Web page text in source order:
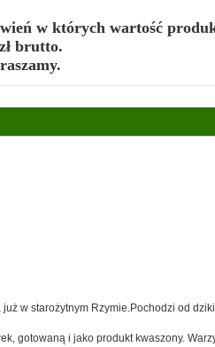
w których wartość
brutto.
w starożytnym Rzymie.Pochodzi od
gotowaną i jako produkt kwaszony.